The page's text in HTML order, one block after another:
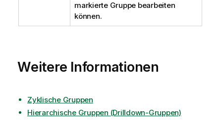
markierte Gruppe bearbeiten
können.
Weitere Informationen
Zyklische Gruppen
Hierarchische Gruppen (Drilldown-Gruppen)